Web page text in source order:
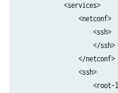
            <services>
                <netconf>
                    <ssh>
                    </ssh>
                </netconf>
                <ssh>